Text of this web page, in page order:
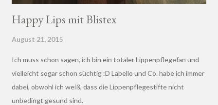
Happy Lips mit Blistex
August 21, 2015
Ich muss schon sagen, ich bin ein totaler Lippenpflegefan und
vielleicht sogar schon süchtig :D Labello und Co. habe ich immer
dabei, obwohl ich weiß, dass die Lippenpflegestifte nicht
unbedingt gesund sind.